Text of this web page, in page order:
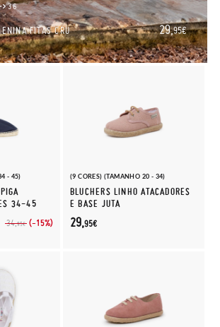
36
FITAS CRU 29,95€
- 45)
34-45
34,95€ (-15%)
(9 CORES) (TAMANHO 20 - 34)
BLUCHERS LINHO ATACADORES
E BASE JUTA
29,95€